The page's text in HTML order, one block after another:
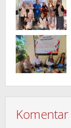
Komentar